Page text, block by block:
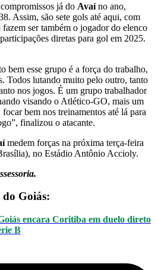
já do Avaíno ano,
Assim, são sete gols até aqui, com
fazem ser também o jogador do elenco
diretas para gol em 2025.
bem esse grupo é a força do trabalho,
Todos lutando muito pelo outro, tanto
nos jogos. É um grupo trabalhador
visando o Atlético-GO, mais um
bem nos treinamentos até lá para
finalizou o atacante.
medem forças na próxima terça-feira
no Estádio Antônio Accioly.
Goiás:
encara Coritiba em duelo direto
B